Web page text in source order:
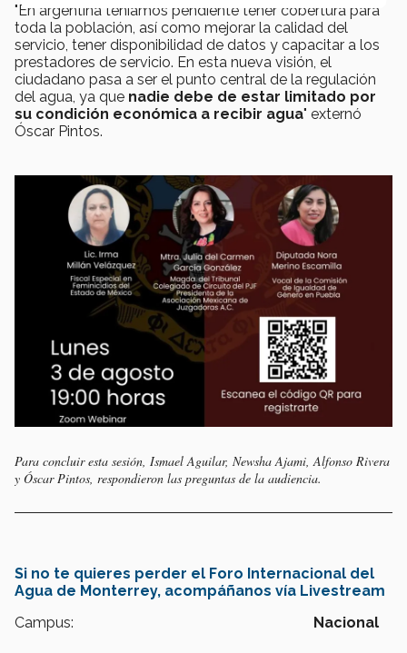
"En argentina teníamos pendiente tener cobertura para
toda la población, así como mejorar la calidad del
servicio, tener disponibilidad de datos y capacitar a los
prestadores de servicio. En esta nueva visión, el
ciudadano pasa a ser el punto central de la regulación
del agua, ya que nadie debe de estar limitado por
su condición económica a recibir agua" externó
Óscar Pintos.
Para concluir esta sesión, Ismael Aguilar, Newsha Ajami, Alfonso Rivera
y Óscar Pintos, respondieron las preguntas de la audiencia.
Si no te quieres perder el Foro Internacional del
Agua de Monterrey, acompáñanos vía Livestream
Campus:
Nacional